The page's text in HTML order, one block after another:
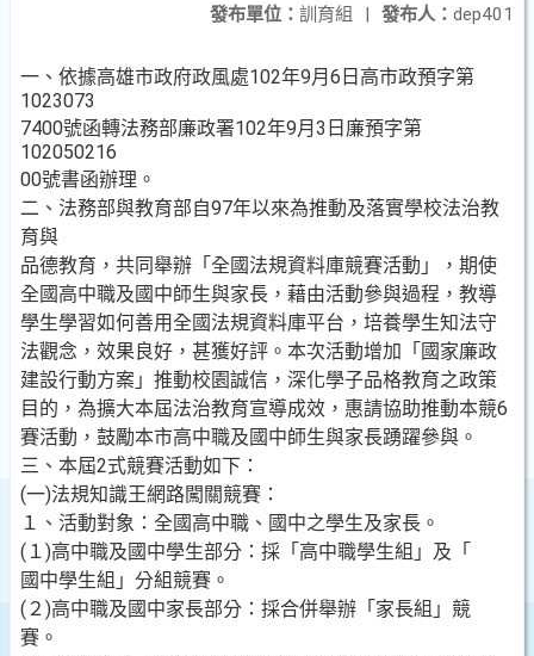
發布人： dep401
發布單位： 訓育組 |
一、依據高雄市政府政風處102年9月6日高市政預字第
1023073
7400號函轉法務部廉政署102年9月3日廉預字第
102050216
00號書函辦理。
二、法務部與教育部自97年以來為推動及落實學校法治教
育與
品德教育，共同舉辦「全國法規資料庫競賽活動」，期使
全國高中職及國中師生與家長，藉由活動參與過程，教導
學生學習如何善用全國法規資料庫平台，培養學生知法守
法觀念，效果良好，甚獲好評。本次活動增加「國家廉政
建設行動方案」推動校園誠信，深化學子品格教育之政策
目的，為擴大本屆法治教育宣導成效，惠請協助推動本競6
賽活動，鼓勵本市高中職及國中師生與家長踴躍參與。
三、本屆2式競賽活動如下：
(一)法規知識王網路闖關競賽：
１、活動對象：全國高中職、國中之學生及家長。
(１)高中職及國中學生部分：採「高中職學生組」及「
國中學生組」分組競賽。
(２)高中職及國中家長部分：採合併舉辦「家長組」競
賽。